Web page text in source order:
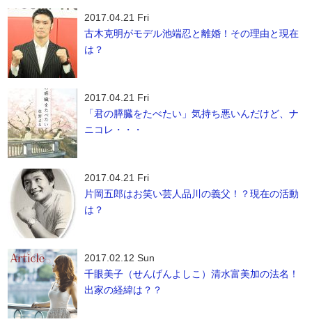
2017.04.21 Fri
古木克明がモデル池端忍と離婚！その理由と現在
は？
2017.04.21 Fri
「君の膵臓をたべたい」気持ち悪いんだけど、ナ
ニコレ・・・
2017.04.21 Fri
片岡五郎はお笑い芸人品川の義父！？現在の活動
は？
2017.02.12 Sun
千眼美子（せんげんよしこ）清水富美加の法名！
出家の経緯は？？